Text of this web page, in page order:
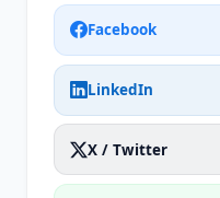
Facebook
LinkedIn
X / Twitter